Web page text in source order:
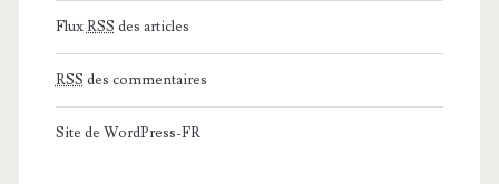
FluxRSS des articles
RSS des commentaires
Site de WordPress-FR